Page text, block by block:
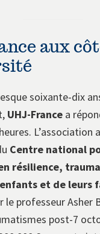
aux
soixante-dix
UHJ-France a
L’association
Centre national
résilience,
et de leurs
le professeur Asher
post-7